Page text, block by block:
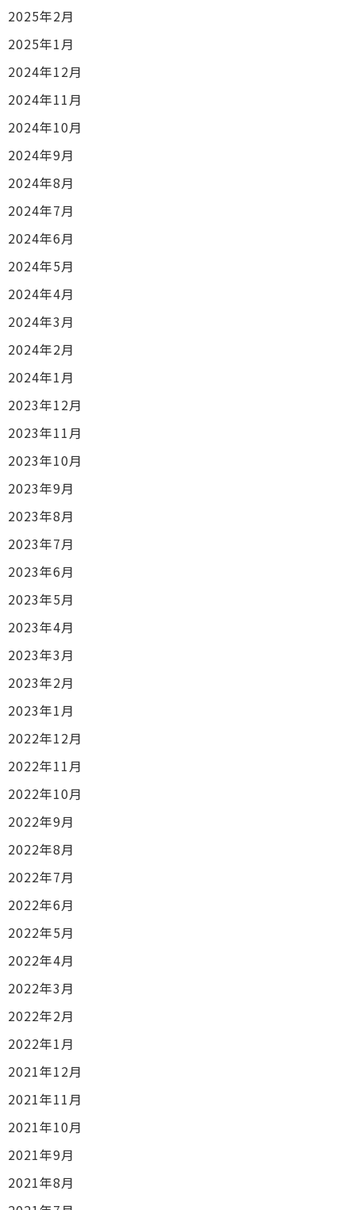
2025年2月
2025年1月
2024年12月
2024年11月
2024年10月
2024年9月
2024年8月
2024年7月
2024年6月
2024年5月
2024年4月
2024年3月
2024年2月
2024年1月
2023年12月
2023年11月
2023年10月
2023年9月
2023年8月
2023年7月
2023年6月
2023年5月
2023年4月
2023年3月
2023年2月
2023年1月
2022年12月
2022年11月
2022年10月
2022年9月
2022年8月
2022年7月
2022年6月
2022年5月
2022年4月
2022年3月
2022年2月
2022年1月
2021年12月
2021年11月
2021年10月
2021年9月
2021年8月